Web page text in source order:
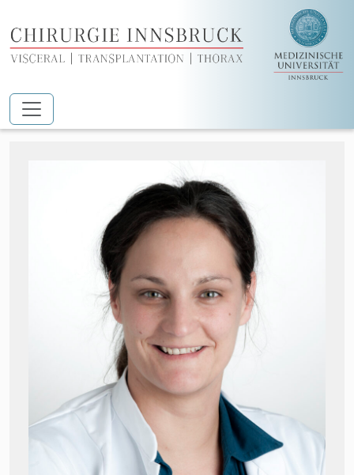
Zum Hauptinhalt springen
Dr.in Mirjam Böhler